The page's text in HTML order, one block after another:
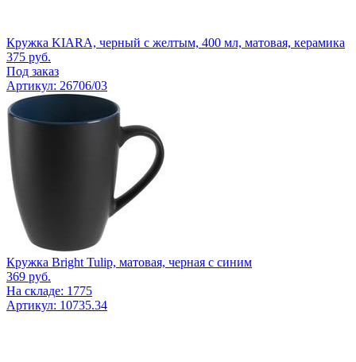
Кружка KIARA, черный с желтым, 400 мл, матовая, керамика
375 руб.
Под заказ
Артикул: 26706/03
Кружка Bright Tulip, матовая, черная с синим
369 руб.
На складе: 1775
Артикул: 10735.34